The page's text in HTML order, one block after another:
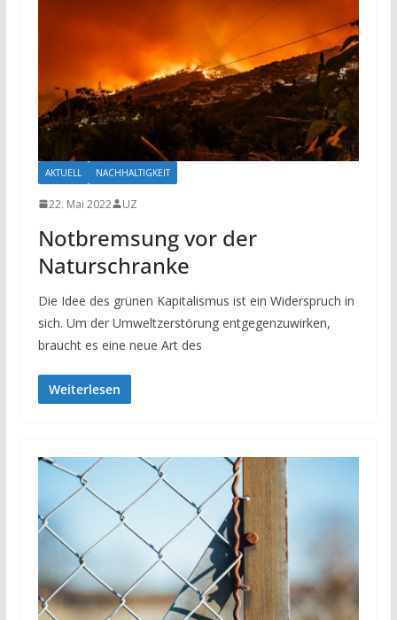
AKTUELL NACHHALTIGKEIT
22. Mai 2022 UZ
Notbremsung vor der
Naturschranke
Die Idee des grünen Kapitalismus ist ein Widerspruch in
sich. Um der Umweltzerstörung entgegenzuwirken,
braucht es eine neue Art des
Weiterlesen